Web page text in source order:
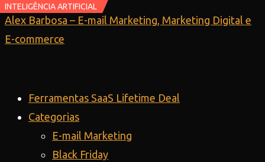
Ir
para
Alex Barbosa – E-mail Marketing, Marketing Digital e
E-commerce
Ferramentas SaaS Lifetime Deal
Categorias
E-mail Marketing
Black Friday
INTELIGÊNCIA ARTIFICIAL
INTELIGÊNCIA ARTIFICIAL